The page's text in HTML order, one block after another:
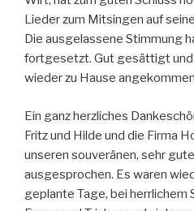
Lieder zum Mitsingen auf
Die ausgelassene Stimmung
fortgesetzt. Gut gesättigt und
wieder zu Hause
Ein ganz herzliches
Fritz und Hilde und die Firma
unseren souveränen, sehr
ausgesprochen. Es waren
geplante Tage, bei herrlichem